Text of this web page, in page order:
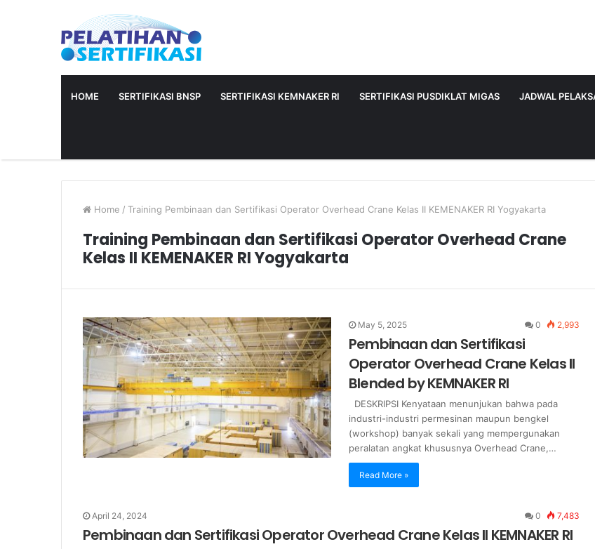
HOME SERTIFIKASI BNSP SERTIFIKASI KEMNAKER RI SERTIFIKASI PUSDIKLAT MIGAS JADWAL
Home / Training Pembinaan dan Sertifikasi Operator Overhead Crane Kelas II KEMENAKER RI Yogyakarta
Training Pembinaan dan Sertifikasi Operator Overhead Crane
Kelas II KEMENAKER RI Yogyakarta
May 5, 2025 0 2,993
Pembinaan dan Sertifikasi
Operator Overhead Crane Kelas II
Blended by KEMNAKER RI
DESKRIPSI Kenyataan menunjukan bahwa pada
industri-industri permesinan maupun bengkel
(workshop) banyak sekali yang mempergunakan
peralatan angkat khususnya Overhead Crane,…
Read More »
April 24, 2024 0 7,483
Pembinaan dan Sertifikasi Operator Overhead Crane Kelas II KEMNAKER RI